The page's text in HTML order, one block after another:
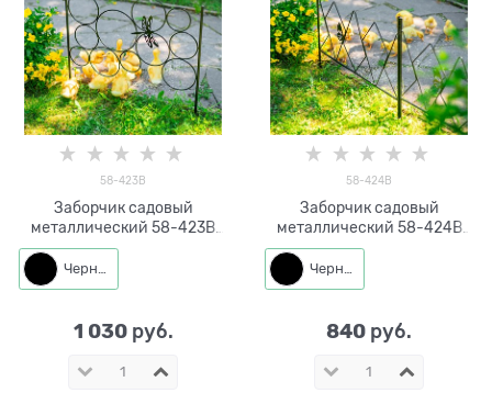
58-423B
Заборчик садовый
металлический 58-423B
черный высота 60см
Черный
1 030 руб.
58-424B
Заборчик садовый
металлический 58-424B
черный высота 60см
Черный
840 руб.